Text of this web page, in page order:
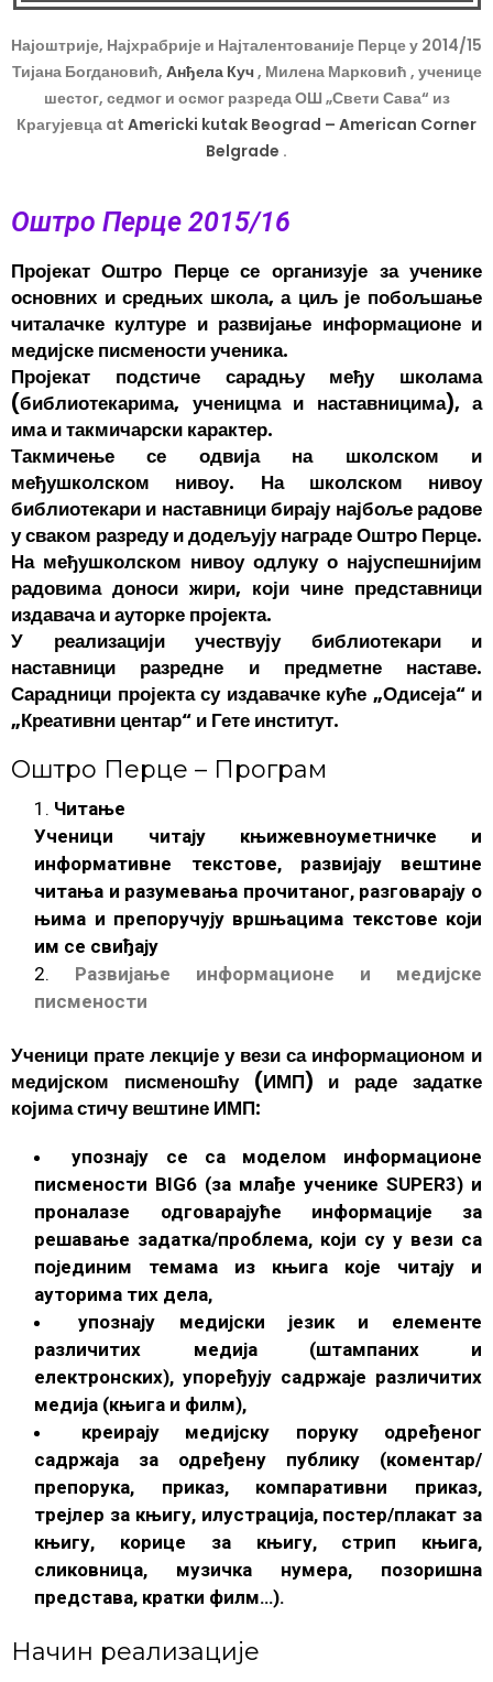
Најоштрије, Најхрабрије и Најталентованије Перце у 2014/15
Тијана Богдановић, Анђела Куч, Милена Марковић , ученице
шестог, седмог и осмог разреда ОШ „Свети Сава“ из
Крагујевца at Americki kutak Beograd – American Corner
Belgrade .
Оштро Перце 2015/16
Пројекат Оштро Перце се организује за ученике
основних и средњих школа, а циљ је побољшање
читалачке културе и развијање информационе и
медијске писмености ученика.
Пројекат подстиче сарадњу међу школама
(библиотекарима, ученицма и наставницима), а
има и такмичарски карактер.
Такмичење се одвија на школском и
међушколском нивоу. На школском нивоу
библиотекари и наставници бирају најбоље радове
у сваком разреду и додељују награде Оштро Перце.
На међушколском нивоу одлуку о најуспешнијим
радовима доноси жири, који чине представници
издавача и ауторке пројекта.
У реализацији учествују библиотекари и
наставници разредне и предметне наставе.
Сарадници пројекта су издавачке куће „Одисеја“ и
„Креативни центар“ и Гете институт.
Оштро Перце – Програм
Читање
Ученици читају књижевноуметничке и
информативне текстове, развијају вештинe
читања и разумевања прочитаног, разговарају о
њима и препоручују вршњацима текстове који
им се свиђају
Развијање информационе и медијске
писмености
Ученици прате лекције у вези са информационом и
медијском писменошћу (ИМП) и раде задатке
којима стичу вештине ИМП:
упознају се са моделом информационе
писмености BIG6 (за млађе ученике SUPER3) и
проналазе одговарајуће информације за
решавање задатка/проблема, који су у вези са
појединим темама из књига које читају и
ауторима тих дела,
упознају медијски језик и елементе
различитих медија (штампаних и
електронских), упоређују садржаје различитих
медија (књига и филм),
креирају медијску поруку одређеног
садржаја за одређену публику (коментар/
препорука, приказ, компаративни приказ,
трејлер за књигу, илустрација, постер/плакат за
књигу, корице за књигу, стрип књига,
сликовница, музичка нумера, позоришна
представа, кратки филм…).
Начин реализације